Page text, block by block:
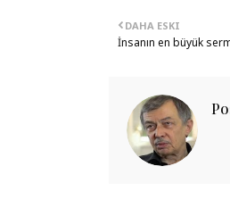
DAHA ESKI
İnsanın en büyük